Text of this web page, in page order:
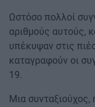
Ωστόσο πολλοί
αριθμούς αυτούς,
υπέκυψαν στις
καταγραφούν οι
19.
Μια συνταξιούχος,